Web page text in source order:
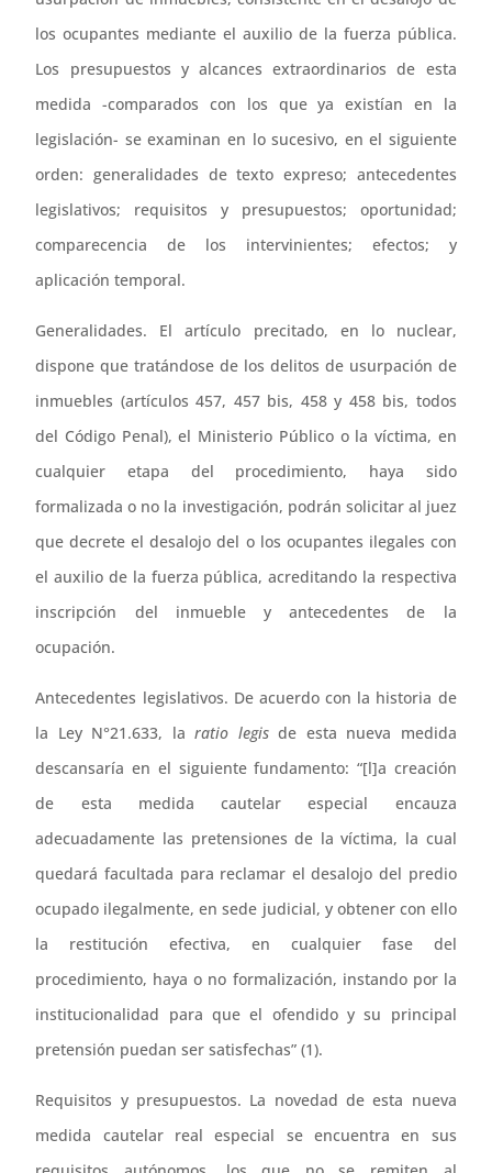
los ocupantes mediante el auxilio de la fuerza pública.
Los presupuestos y alcances extraordinarios de esta
medida -comparados con los que ya existían en la
legislación- se examinan en lo sucesivo, en el siguiente
orden: generalidades de texto expreso; antecedentes
legislativos; requisitos y presupuestos; oportunidad;
comparecencia de los intervinientes; efectos; y
aplicación temporal.
Generalidades. El artículo precitado, en lo nuclear,
dispone que tratándose de los delitos de usurpación de
inmuebles (artículos 457, 457 bis, 458 y 458 bis, todos
del Código Penal), el Ministerio Público o la víctima, en
cualquier etapa del procedimiento, haya sido
formalizada o no la investigación, podrán solicitar al juez
que decrete el desalojo del o los ocupantes ilegales con
el auxilio de la fuerza pública, acreditando la respectiva
inscripción del inmueble y antecedentes de la
ocupación.
Antecedentes legislativos. De acuerdo con la historia de
la Ley N°21.633, laratio legisde esta nueva medida
descansaría en el siguiente fundamento: “[l]a creación
de esta medida cautelar especial encauza
adecuadamente las pretensiones de la víctima, la cual
quedará facultada para reclamar el desalojo del predio
ocupado ilegalmente, en sede judicial, y obtener con ello
la restitución efectiva, en cualquier fase del
procedimiento, haya o no formalización, instando por la
institucionalidad para que el ofendido y su principal
pretensión puedan ser satisfechas” (1).
Requisitos y presupuestos. La novedad de esta nueva
medida cautelar real especial se encuentra en sus